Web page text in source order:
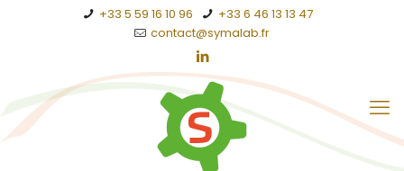
+33 5 59 16 10 96
+33 6 46 13 13 47
contact@symalab.fr